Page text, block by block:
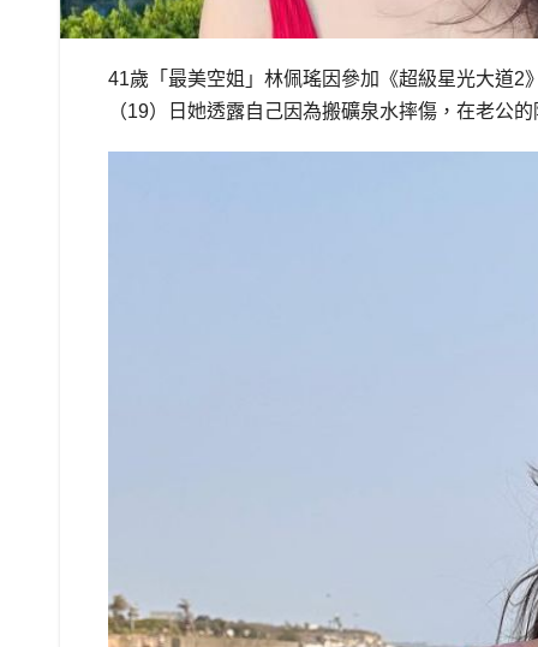
41歲「最美空姐」林佩瑤因參加《超級星光大道2
（19）日她透露自己因為搬礦泉水摔傷，在老公